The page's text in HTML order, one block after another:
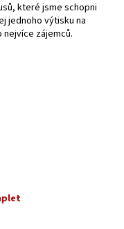
které jsme schopni
jednoho výtisku na
zájemců.